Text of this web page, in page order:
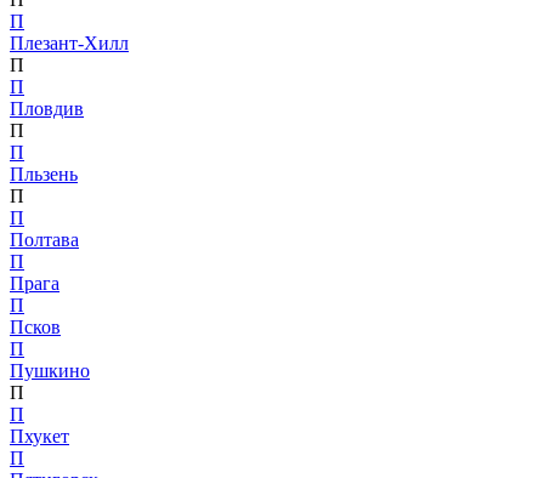
П
Плезант-Хилл
П
П
Пловдив
П
П
Пльзень
П
П
Полтава
П
Прага
П
Псков
П
Пушкино
П
П
Пхукет
П